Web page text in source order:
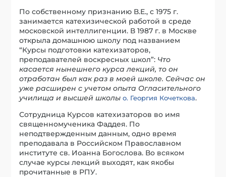
По собственному признанию В.Е., с 1975 г.
занимается катехизической работой в среде
московской интеллигенции. В 1987 г. в Москве
открыла домашнюю школу под названием
“Курсы подготовки катехизаторов,
преподавателей воскресных школ”: Что
касается нынешнего курса лекций, то он
отработан был как раз в моей школе. Сейчас он
уже расширен с учетом опыта Огласительного
училища и высшей школыо. Георгия Кочеткова.
Сотрудница Курсов катехизаторов во имя
священномученика Фаддея. По
неподтвержденным данным, одно время
преподавала в Российском Православном
институте св. Иоанна Богослова. Во всяком
случае курсы лекций выходят, как якобы
прочитанные в РПУ.